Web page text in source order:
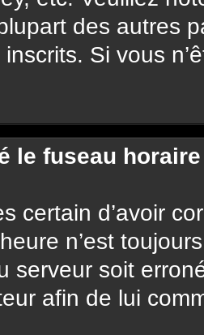
des autres
Si vous
le fuseau
certain d’avoir
n’est
serveur soit
afin de lui